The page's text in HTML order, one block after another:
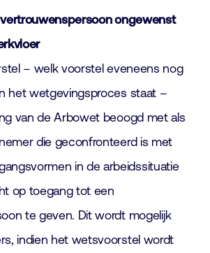
ongewenst
– welk voorstel eveneens nog
het wetgevingsproces staat –
van de Arbowet beoogd met als
die geconfronteerd is met
in de arbeidssituatie
op toegang tot een
te geven. Dit wordt mogelijk
indien het wetsvoorstel wordt